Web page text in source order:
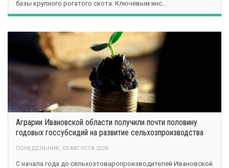
базы крупного рогатого скота. Ключевым инс…
Аграрии Ивановской области получили почти половину
годовых госсубсидий на развитие сельхозпроизводства
ПОНЕДЕЛЬНИК, 03 АВГУСТА 2026
С начала года до сельхозтоваропроизводителей Ивановской